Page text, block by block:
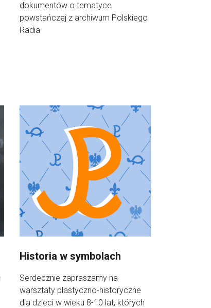
dokumentów o tematyce
powstańczej z archiwum Polskiego
Radia
Historia w symbolach
Serdecznie zapraszamy na
warsztaty plastyczno-historyczne
dla dzieci w wieku 8-10 lat, których